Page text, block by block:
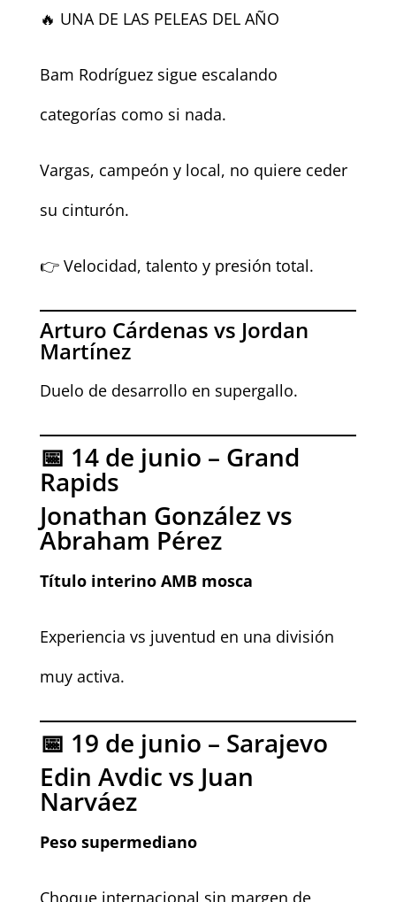
🔥 UNA DE LAS PELEAS DEL AÑO
Bam Rodríguez sigue escalando
categorías como si nada.
Vargas, campeón y local, no quiere ceder
su cinturón.
👉 Velocidad, talento y presión total.
Arturo Cárdenas vs Jordan
Martínez
Duelo de desarrollo en supergallo.
📅 14 de junio – Grand
Rapids
Jonathan González vs
Abraham Pérez
Título interino AMB mosca
Experiencia vs juventud en una división
muy activa.
📅 19 de junio – Sarajevo
Edin Avdic vs Juan
Narváez
Peso supermediano